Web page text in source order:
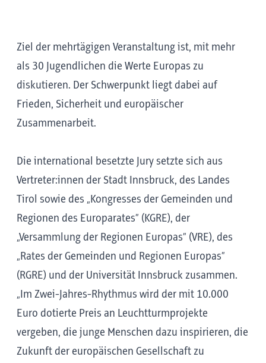
Ziel der mehrtägigen Veranstaltung ist, mit mehr
als 30 Jugendlichen die Werte Europas zu
diskutieren. Der Schwerpunkt liegt dabei auf
Frieden, Sicherheit und europäischer
Zusammenarbeit.
Die international besetzte Jury setzte sich aus
Vertreter:innen der Stadt Innsbruck, des Landes
Tirol sowie des „Kongresses der Gemeinden und
Regionen des Europarates” (KGRE), der
„Versammlung der Regionen Europas” (VRE), des
„Rates der Gemeinden und Regionen Europas”
(RGRE) und der Universität Innsbruck zusammen.
„Im Zwei-Jahres-Rhythmus wird der mit 10.000
Euro dotierte Preis an Leuchtturmprojekte
vergeben, die junge Menschen dazu inspirieren, die
Zukunft der europäischen Gesellschaft zu